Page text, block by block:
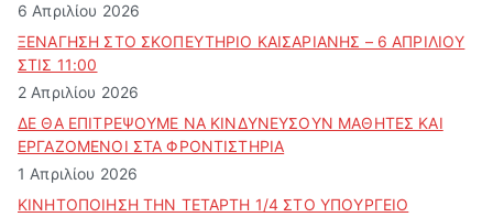
6 Απριλίου 2026
ΞΕΝΑΓΗΣΗ ΣΤΟ ΣΚΟΠΕΥΤΗΡΙΟ ΚΑΙΣΑΡΙΑΝΗΣ – 6 ΑΠΡΙΛΙΟΥ
ΣΤΙΣ 11:00
2 Απριλίου 2026
ΔΕ ΘΑ ΕΠΙΤΡΕΨΟΥΜΕ ΝΑ ΚΙΝΔΥΝΕΥΣOYN ΜΑΘΗΤΕΣ ΚΑΙ
ΕΡΓΑΖΟΜΕΝΟΙ ΣΤΑ ΦΡΟΝΤΙΣΤΗΡΙΑ
1 Απριλίου 2026
ΚΙΝΗΤΟΠΟΙΗΣΗ ΤΗΝ ΤΕΤΑΡΤΗ 1/4 ΣΤΟ ΥΠΟΥΡΓΕΙΟ